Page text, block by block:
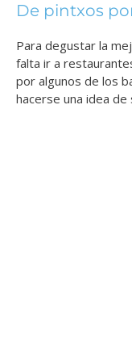
De pintxos
Para degustar la
falta ir a
por algunos de los
hacerse una idea de